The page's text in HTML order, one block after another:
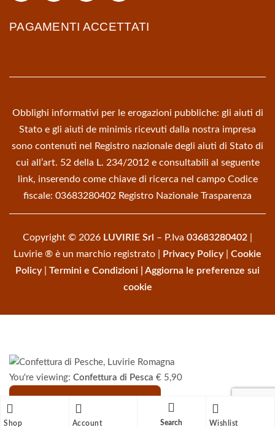
Shop Account Search Wishlist
PAGAMENTI ACCETTATI
Obblighi informativi per le erogazioni pubbliche: gli aiuti di
Stato e gli aiuti de minimis ricevuti dalla nostra impresa
sono contenuti nel Registro nazionale degli aiuti di Stato di
cui all’art. 52 della L. 234/2012 e consultabili al seguente
link, inserendo come chiave di ricerca nel campo Codice
fiscale: 03683280402 Registro Nazionale Trasparenza
Copyright © 2026 LUVIRIE Srl – P.Iva 03683280402
Luvirie ® è un marchio registrato |
Privacy Policy
Cookie
Policy
Termini e Condizioni
Aggiorna le preferenze sui
cookie
You're viewing: Confettura di Pesca € 5,90
Aggiungi al carrello